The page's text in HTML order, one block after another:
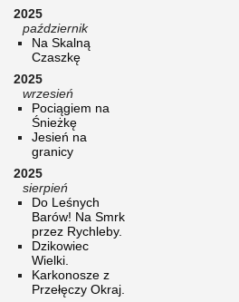
2025
październik
Na Skalną
Czaszkę
2025
wrzesień
Pociągiem na
Śnieżkę
Jesień na
granicy
2025
sierpień
Do Leśnych
Barów! Na Smrk
przez Rychleby.
Dzikowiec
Wielki.
Karkonosze z
Przełęczy Okraj.